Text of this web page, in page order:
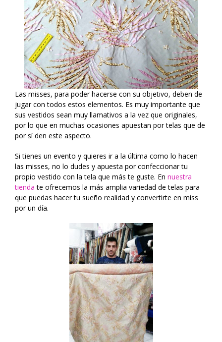
Las misses, para poder hacerse con su objetivo, deben de
jugar con todos estos elementos. Es muy importante que
sus vestidos sean muy llamativos a la vez que originales,
por lo que en muchas ocasiones apuestan por telas que de
por sí den este aspecto.
Si tienes un evento y quieres ir a la última como lo hacen
las misses, no lo dudes y apuesta por confeccionar tu
propio vestido con la tela que más te guste. En nuestra
tienda te ofrecemos la más amplia variedad de telas para
que puedas hacer tu sueño realidad y convertirte en miss
por un día.